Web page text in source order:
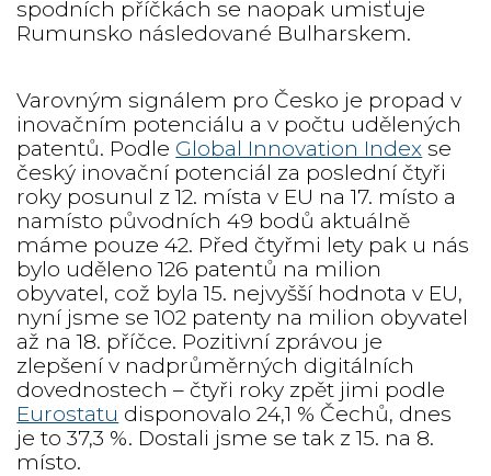
spodních příčkách se naopak umisťuje
Rumunsko následované Bulharskem.
Varovným signálem pro Česko je propad v
inovačním potenciálu a v počtu udělených
patentů. Podle Global Innovation Index se
český inovační potenciál za poslední čtyři
roky posunul z 12. místa v EU na 17. místo a
namísto původních 49 bodů aktuálně
máme pouze 42. Před čtyřmi lety pak u nás
bylo uděleno 126 patentů na milion
obyvatel, což byla 15. nejvyšší hodnota v EU,
nyní jsme se 102 patenty na milion obyvatel
až na 18. příčce. Pozitivní zprávou je
zlepšení v nadprůměrných digitálních
dovednostech – čtyři roky zpět jimi podle
Eurostatu disponovalo 24,1 % Čechů, dnes
je to 37,3 %. Dostali jsme se tak z 15. na 8.
místo.